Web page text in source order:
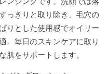
っきりと取り除き、毛穴の
りとした使用感でオイリー
。毎日のスキンケアに取り
肌をサポートします。